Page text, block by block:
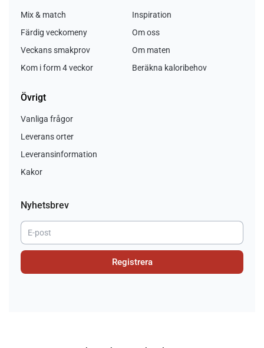
Mix & match
Färdig veckomeny
Veckans smakprov
Kom i form 4 veckor
Inspiration
Om oss
Om maten
Beräkna kaloribehov
Övrigt
Vanliga frågor
Leverans orter
Leveransinformation
Kakor
Nyhetsbrev
Registrera